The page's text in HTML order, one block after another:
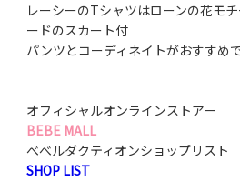
レーシーのTシャツはローンの花モ
ードのスカート付
パンツとコーディネイトがおすすめで
オフィシャルオンラインストアー
BEBE MALL
べべルダクティオンショップリスト
SHOP LIST